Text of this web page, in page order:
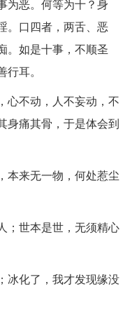
为恶。何等为十？身
。口四者，两舌、恶
。如是十事，不顺圣
耳。
心不动，人不妄动，不
身痛其骨，于是体会到
本来无一物，何处惹尘
；世本是世，无须精心
冰化了，我才发现缘没